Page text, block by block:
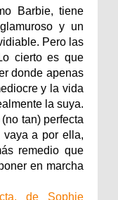
Barbie, tiene
y un
Pero las
cierto es que
donde apenas
y la vida
la suya.
tan) perfecta
a por ella,
remedio que
en marcha
de Sophie